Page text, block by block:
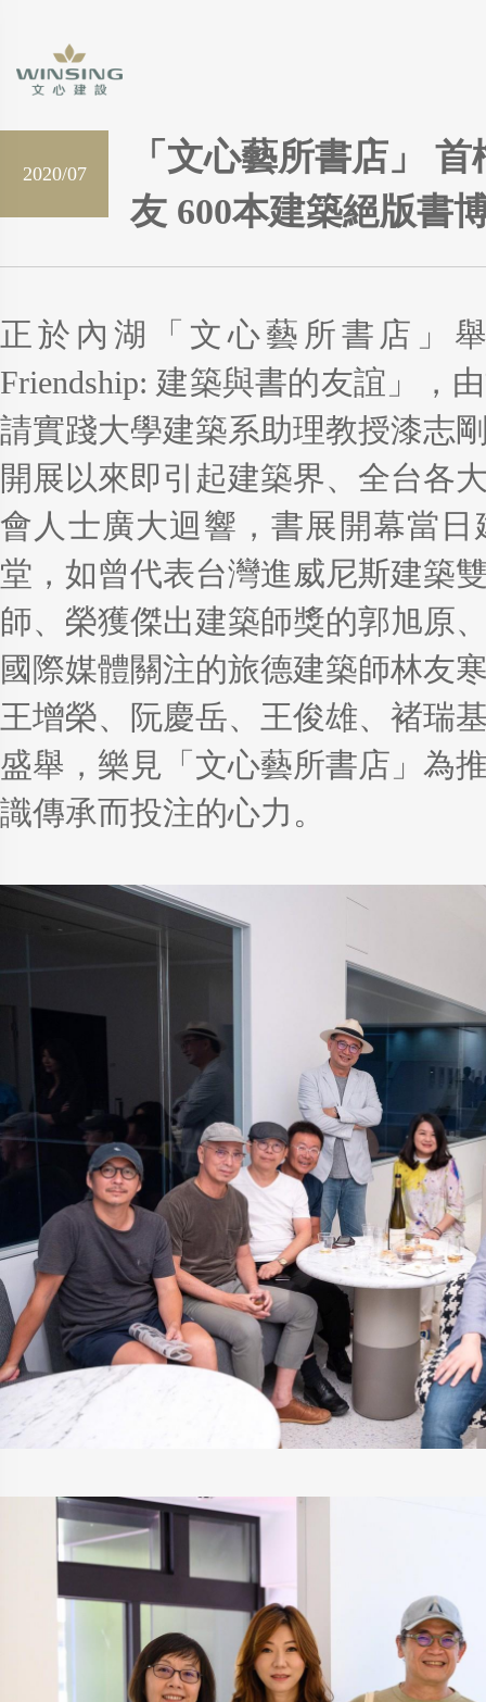
2020/07
「文心藝所書店」
友 600本建築絕版書
正於內湖「文心藝所書店」
Friendship: 建築與書的友誼」，
請實踐大學建築系助理教授漆志
開展以來即引起建築界、全台各
會人士廣大迴響，書展開幕當
堂，如曾代表台灣進威尼斯建築
師、榮獲傑出建築師獎的郭旭原
國際媒體關注的旅德建築師林友
王增榮、阮慶岳、王俊雄、褚瑞
盛舉，樂見「文心藝所書店」為
識傳承而投注的心力。